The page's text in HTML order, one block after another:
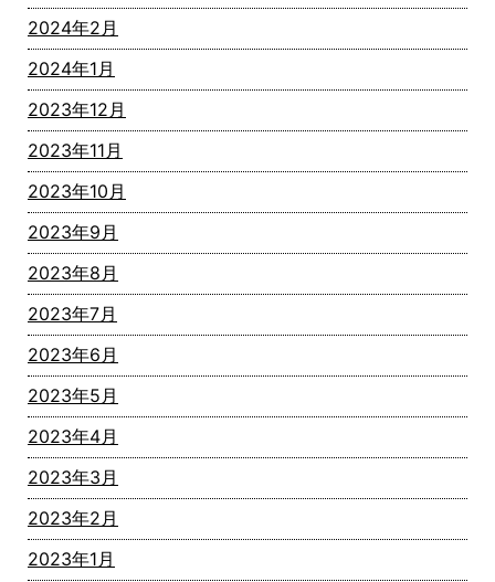
2024年2月
2024年1月
2023年12月
2023年11月
2023年10月
2023年9月
2023年8月
2023年7月
2023年6月
2023年5月
2023年4月
2023年3月
2023年2月
2023年1月